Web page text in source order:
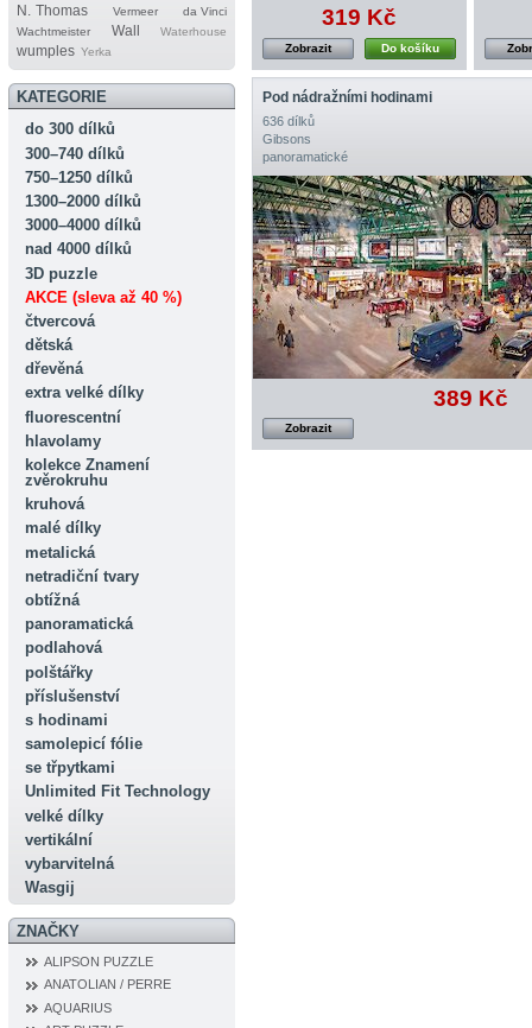
N. Thomas
Vermeer
da Vinci
Wachtmeister
Wall Waterhouse
wumples Yerka
KATEGORIE
do 300 dílků
300–740 dílků
750–1250 dílků
1300–2000 dílků
3000–4000 dílků
nad 4000 dílků
3D puzzle
AKCE (sleva až 40 %)
čtvercová
dětská
dřevěná
extra velké dílky
fluorescentní
hlavolamy
kolekce Znamení
zvěrokruhu
kruhová
malé dílky
metalická
netradiční tvary
obtížná
panoramatická
podlahová
polštářky
příslušenství
s hodinami
samolepicí fólie
se třpytkami
Unlimited Fit Technology
velké dílky
vertikální
vybarvitelná
Wasgij
ZNAČKY
ALIPSON PUZZLE
ANATOLIAN / PERRE
AQUARIUS
319 Kč
Do košíku
Zobrazit
Pod nádražními hodinami
636 dílků
Gibsons
panoramatické
389 Kč
Zobrazit